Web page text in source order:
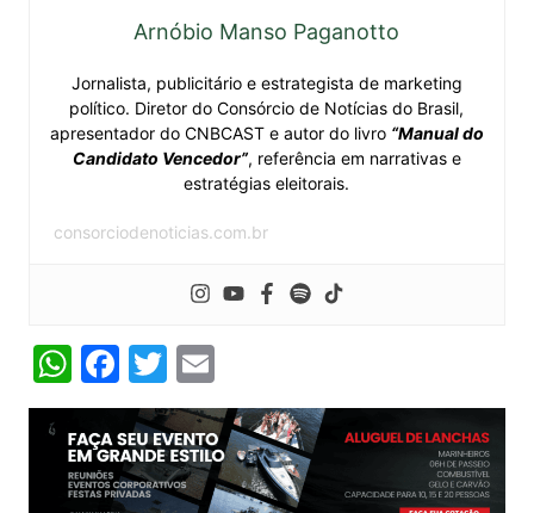
Arnóbio Manso Paganotto
Jornalista, publicitário e estrategista de marketing
político. Diretor do Consórcio de Notícias do Brasil,
apresentador do CNBCAST e autor do livro “Manual do
Candidato Vencedor”, referência em narrativas e
estratégias eleitorais.
consorciodenoticias.com.br
W
h
at
s
F
a
c
e
T
w
itt
er
E
m
ai
l